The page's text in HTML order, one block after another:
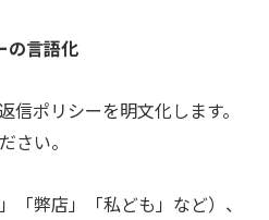
の言語化
信ポリシーを明文化します。
さい。
「弊店」「私ども」など）、